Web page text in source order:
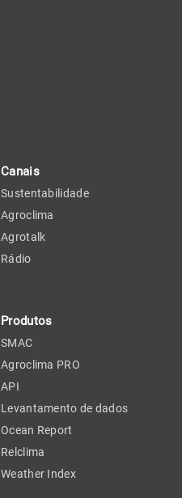
Canais
Sustentabilidade
Agroclima
Agrotalk
Rádio
Produtos
SMAC
Agroclima PRO
API
Levantamento de dados
Ocean Report
Relclima
Weather Index